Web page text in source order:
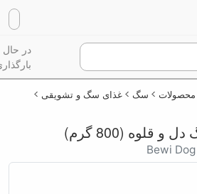
در حال
محصولات سگ
غذای سگ و تشویقی
(800 گرم)
Bewi